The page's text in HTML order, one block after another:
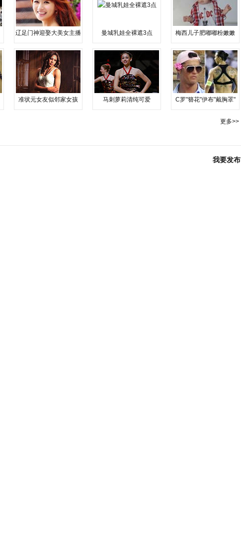
辽足门神迎娶大美女主播 曼城乳娃全裸遮3点 梅西儿子肥嘟嘟粉嫩嫩
准状元女友似邻家女孩 马刺萝莉清纯可爱 C罗"簪花"伊布"戴胸罩"
更多>>
我要发布